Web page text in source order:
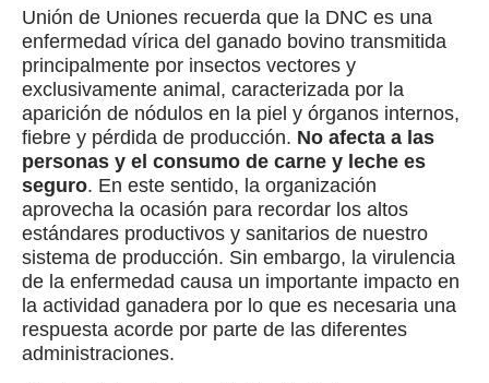
Unión de Uniones recuerda que la DNC es una
enfermedad vírica del ganado bovino transmitida
principalmente por insectos vectores y
exclusivamente animal, caracterizada por la
aparición de nódulos en la piel y órganos internos,
fiebre y pérdida de producción. No afecta a las
personas y el consumo de carne y leche es
seguro. En este sentido, la organización
aprovecha la ocasión para recordar los altos
estándares productivos y sanitarios de nuestro
sistema de producción. Sin embargo, la virulencia
de la enfermedad causa un importante impacto en
la actividad ganadera por lo que es necesaria una
respuesta acorde por parte de las diferentes
administraciones.